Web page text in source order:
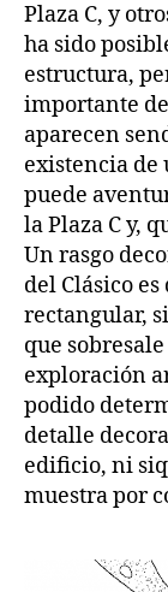
Plaza C, y
ha sido
estructura,
importante
aparecen
existencia de
puede
la Plaza C y,
Un rasgo
del Clásico
rectangular,
que
exploración
podido
detalle
edificio, ni
muestra por